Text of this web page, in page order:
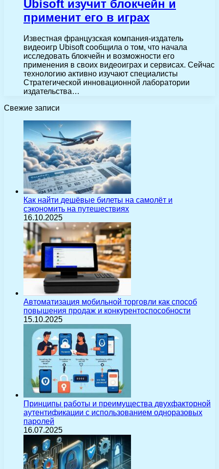
Ubisoft изучит блокчейн и
применит его в играх
Известная французская компания-издатель
видеоигр Ubisoft сообщила о том, что начала
исследовать блокчейн и возможности его
применения в своих видеоиграх и сервисах. Сейчас
технологию активно изучают специалисты
Стратегической инновационной лаборатории
издательства…
Свежие записи
Как найти дешёвые билеты на самолёт и
сэкономить на путешествиях
16.10.2025
Автоматизация мобильной торговли как способ
повышения продаж и конкурентоспособности
15.10.2025
Принципы работы и преимущества двухфакторной
аутентификации с использованием одноразовых
паролей
16.07.2025